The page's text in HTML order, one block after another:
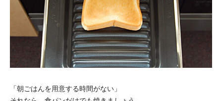
「朝ごはんを用意する時間がない」